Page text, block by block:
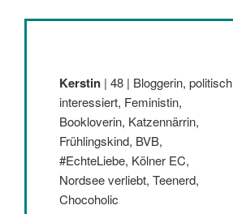
Kerstin | 48 | Bloggerin, politisch
interessiert, Feministin,
Bookloverin, Katzennärrin,
Frühlingskind, BVB,
#EchteLiebe, Kölner EC,
Nordsee verliebt, Teenerd,
Chocoholic